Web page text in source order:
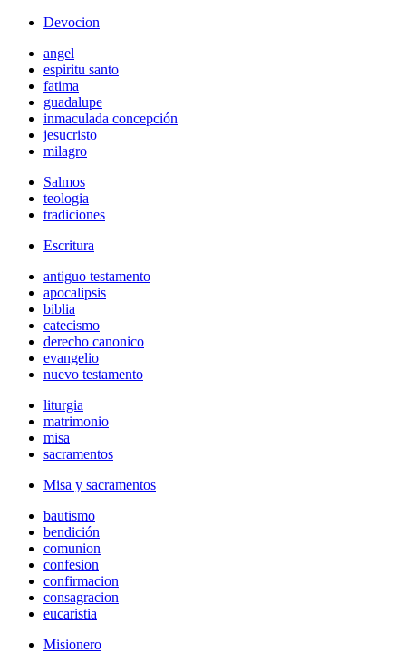
Devocion
angel
espiritu santo
fatima
guadalupe
inmaculada concepción
jesucristo
milagro
Salmos
teologia
tradiciones
Escritura
antiguo testamento
apocalipsis
biblia
catecismo
derecho canonico
evangelio
nuevo testamento
liturgia
matrimonio
misa
sacramentos
Misa y sacramentos
bautismo
bendición
comunion
confesion
confirmacion
consagracion
eucaristia
Misionero